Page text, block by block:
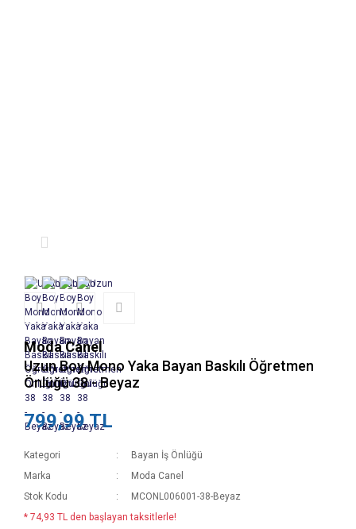
Moda Canel
Uzun Boy Mono Yaka Bayan Baskılı Öğretmen
Önlüğü 38 - Beyaz
799,99 TL
Kategori
Bayan İş Önlüğü
Marka
Moda Canel
Stok Kodu
MCONL006001-38-Beyaz
* 74,93 TL den başlayan taksitlerle!